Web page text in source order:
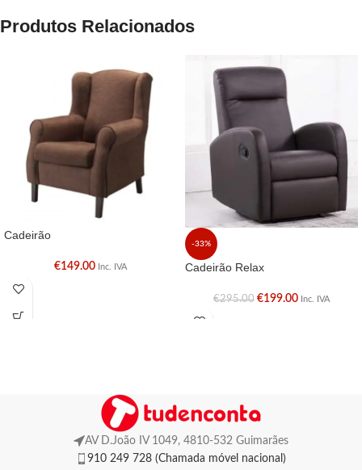
Produtos Relacionados
Cadeirão
€149.00 Inc. IVA
-33%
Cadeirão Relax
€295.00 €199.00 Inc. IVA
AV D.João IV 1049, 4810-532 Guimarães
910 249 728 (Chamada móvel nacional)